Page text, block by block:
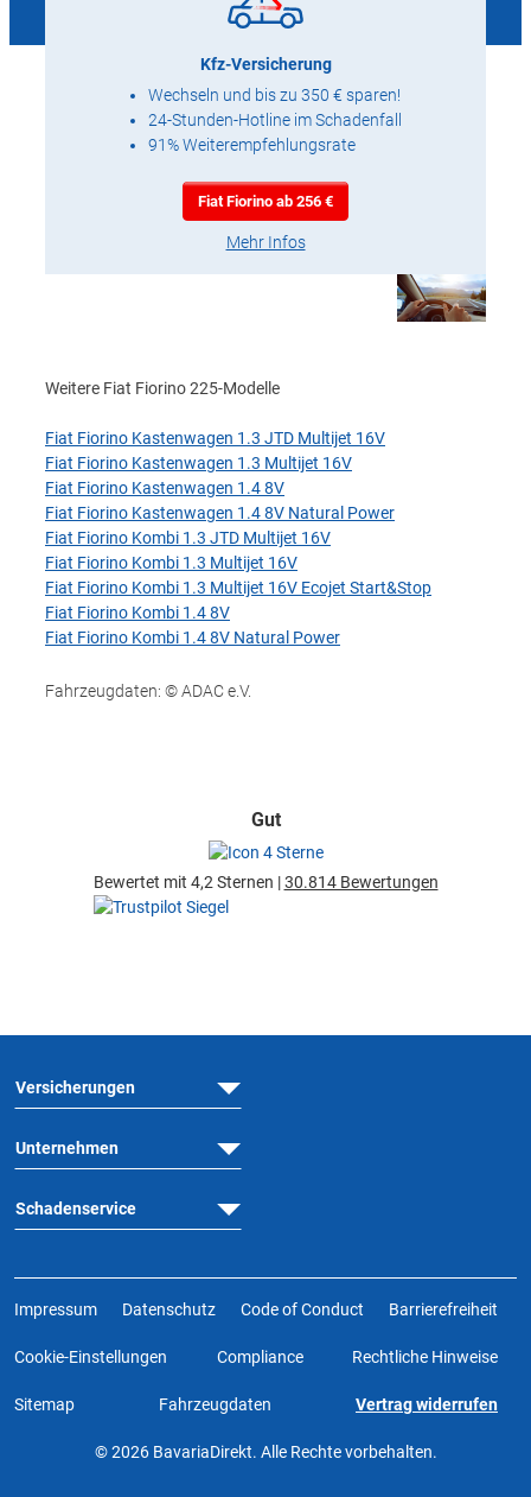
Kfz-Versicherung
Wechseln und bis zu 350 € sparen!
24-Stunden-Hotline im Schadenfall
91% Weiterempfehlungsrate
Fiat Fiorino ab 256 €
Mehr Infos
Weitere Fiat Fiorino 225-Modelle
Fiat Fiorino Kastenwagen 1.3 JTD Multijet 16V
Fiat Fiorino Kastenwagen 1.3 Multijet 16V
Fiat Fiorino Kastenwagen 1.4 8V
Fiat Fiorino Kastenwagen 1.4 8V Natural Power
Fiat Fiorino Kombi 1.3 JTD Multijet 16V
Fiat Fiorino Kombi 1.3 Multijet 16V
Fiat Fiorino Kombi 1.3 Multijet 16V Ecojet Start&Stop
Fiat Fiorino Kombi 1.4 8V
Fiat Fiorino Kombi 1.4 8V Natural Power
Fahrzeugdaten: © ADAC e.V.
Gut
Bewertet mit 4,2 Sternen |30.814 Bewertungen
Versicherungen
Unternehmen
Schadenservice
Impressum Datenschutz Code of Conduct Barrierefreiheit
Cookie-Einstellungen Compliance Rechtliche Hinweise
Sitemap Fahrzeugdaten Vertrag widerrufen
© 2026 BavariaDirekt. Alle Rechte vorbehalten.